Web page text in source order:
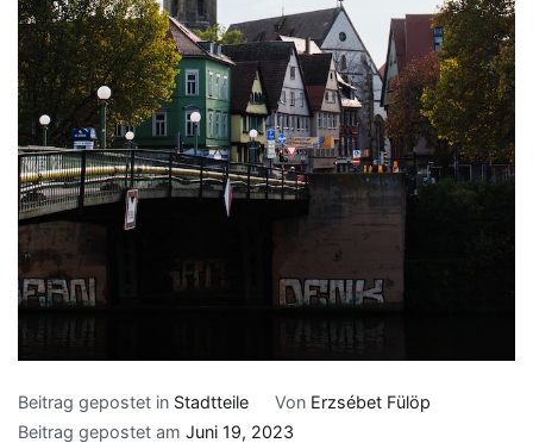
Beitrag gepostet in Stadtteile Von Erzsébet Fülöp
Beitrag gepostet am Juni 19, 2023